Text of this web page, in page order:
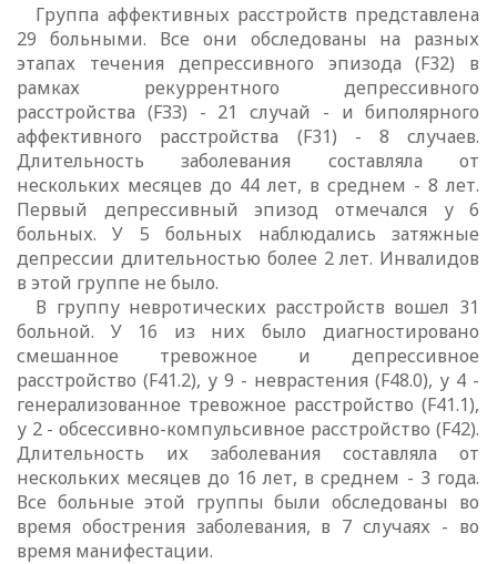
Группа аффективных расстройств представлена
29 больными. Все они обследованы на разных
этапах течения депрессивного эпизода (F32) в
рамках рекуррентного депрессивного
расстройства (FЗЗ) - 21 случай - и биполярного
аффективного расстройства (F31) - 8 случаев.
Длительность заболевания составляла от
нескольких месяцев до 44 лет, в среднем - 8 лет.
Первый депрессивный эпизод отмечался у 6
больных. У 5 больных наблюдались затяжные
депрессии длительностью более 2 лет. Инвалидов
в этой группе не было.
В группу невротических расстройств вошел 31
больной. У 16 из них было диагностировано
смешанное тревожное и депрессивное
расстройство (F41.2), у 9 - неврастения (F48.0), у 4 -
генерализованное тревожное расстройство (F41.1),
у 2 - обсессивно-компульсивное расстройство (F42).
Длительность их заболевания составляла от
нескольких месяцев до 16 лет, в среднем - 3 года.
Все больные этой группы были обследованы во
время обострения заболевания, в 7 случаях - во
время манифестации.